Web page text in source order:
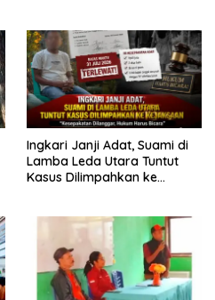
Pengabaian Sanksi Adat
Ingkari Janji Adat, Suami di
Lamba Leda Utara Tuntut
Kasus Dilimpahkan ke